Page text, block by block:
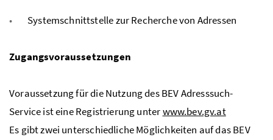
Systemschnittstelle zur Recherche von Adressen
Zugangsvoraussetzungen
Voraussetzung für die Nutzung des BEV Adresssuch-
Service ist eine Registrierung unterwww.bev.gv.at
Es gibt zwei unterschiedliche Möglichkeiten auf das BEV